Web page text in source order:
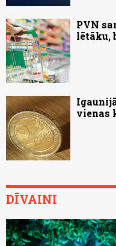
PVN
lētāku,
vienas
DĪVAINI